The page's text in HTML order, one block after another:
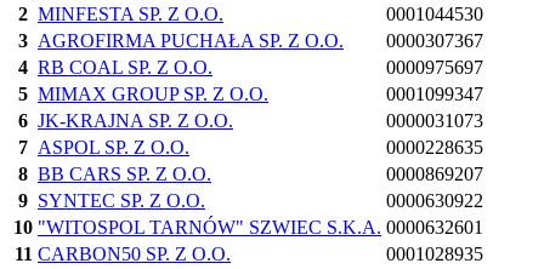
2 MINFESTA SP. Z O.O.
0001044530
3 AGROFIRMA PUCHAŁA SP. Z O.O.
0000307367
4 RB COAL SP. Z O.O.
0000975697
5 MIMAX GROUP SP. Z O.O.
0001099347
6 JK-KRAJNA SP. Z O.O.
0000031073
7 ASPOL SP. Z O.O.
0000228635
8 BB CARS SP. Z O.O.
0000869207
9 SYNTEC SP. Z O.O.
0000630922
10 "WITOSPOL TARNÓW" SZWIEC S.K.A. 0000632601
11 CARBON50 SP. Z O.O.
0001028935